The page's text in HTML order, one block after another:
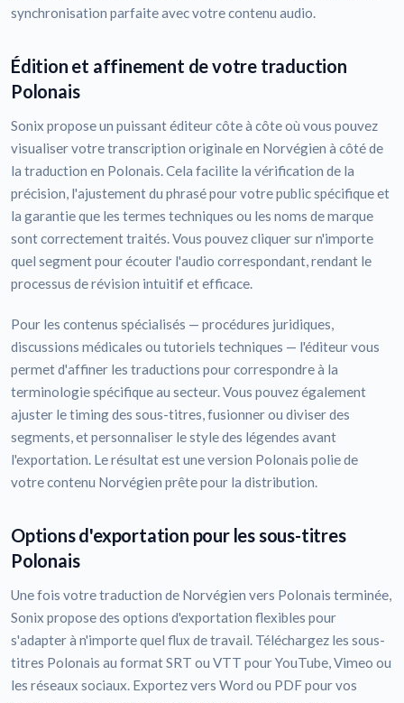
synchronisation parfaite avec votre contenu audio.
Édition et affinement de votre traduction
Polonais
Sonix propose un puissant éditeur côte à côte où vous pouvez
visualiser votre transcription originale en Norvégien à côté de
la traduction en Polonais. Cela facilite la vérification de la
précision, l'ajustement du phrasé pour votre public spécifique et
la garantie que les termes techniques ou les noms de marque
sont correctement traités. Vous pouvez cliquer sur n'importe
quel segment pour écouter l'audio correspondant, rendant le
processus de révision intuitif et efficace.
Pour les contenus spécialisés — procédures juridiques,
discussions médicales ou tutoriels techniques — l'éditeur vous
permet d'affiner les traductions pour correspondre à la
terminologie spécifique au secteur. Vous pouvez également
ajuster le timing des sous-titres, fusionner ou diviser des
segments, et personnaliser le style des légendes avant
l'exportation. Le résultat est une version Polonais polie de
votre contenu Norvégien prête pour la distribution.
Options d'exportation pour les sous-titres
Polonais
Une fois votre traduction de Norvégien vers Polonais terminée,
Sonix propose des options d'exportation flexibles pour
s'adapter à n'importe quel flux de travail. Téléchargez les sous-
titres Polonais au format SRT ou VTT pour YouTube, Vimeo ou
les réseaux sociaux. Exportez vers Word ou PDF pour vos